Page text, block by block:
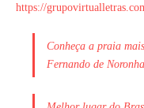
https://
Conheça a praia
Fernando de Noronha.